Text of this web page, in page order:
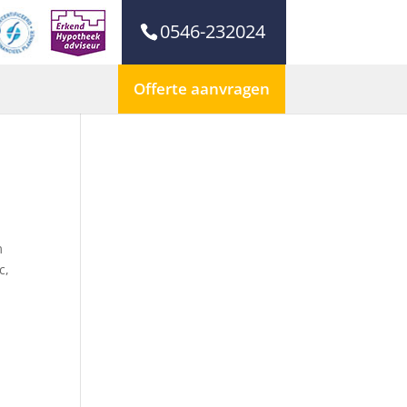
0546-232024
Offerte aanvragen